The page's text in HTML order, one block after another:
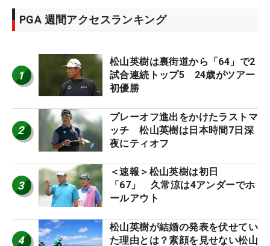
PGA 週間アクセスランキング
1
松山英樹は裏街道から「64」で2
試合連続トップ5 24歳がツアー
初優勝
2
プレーオフ進出をかけたラストマ
ッチ 松山英樹は日本時間7日深
夜にティオフ
3
＜速報＞松山英樹は初日
「67」 久常涼は4アンダーでホ
ールアウト
4
松山英樹が結婚の発表を伏せてい
た理由とは？素顔を見せない松山